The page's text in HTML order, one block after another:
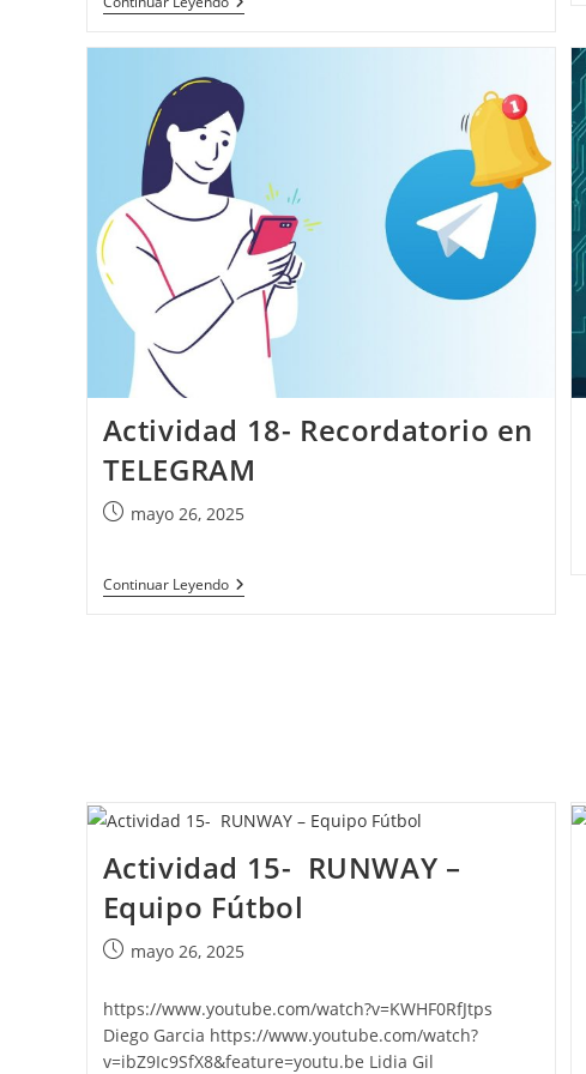
21-
–
CLIPCHAMP
Actividad 18- Recordatorio en
TELEGRAM
Publicación
entrada:
mayo 26, 2025
Continuar LeyendoActividad
18-
Actividad 15- RUNWAY –
Equipo Fútbol
Publicación
la
entrada:
mayo 26, 2025
https://www.youtube.com/watch?v=KWHF0RfJtps
Diego Garcia https://www.youtube.com/watch?
v=ibZ9Ic9SfX8&feature=youtu.be Lidia Gil